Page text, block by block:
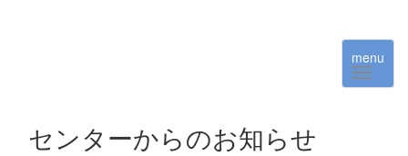
menu
センターからのお知らせ